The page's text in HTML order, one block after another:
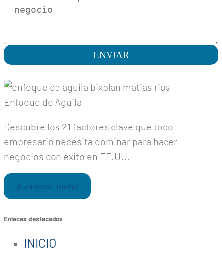
ENVIAR
Enfoque de Águila
Descubre los 21 factores clave que todo
empresario necesita dominar para hacer
negocios con éxito en EE.UU.
¡Comprar ahora!
Enlaces destacados
INICIO